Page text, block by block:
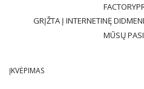
GRĮŽTA Į INTERNETINĘ
MŪSŲ
ĮKVĖPIMAS